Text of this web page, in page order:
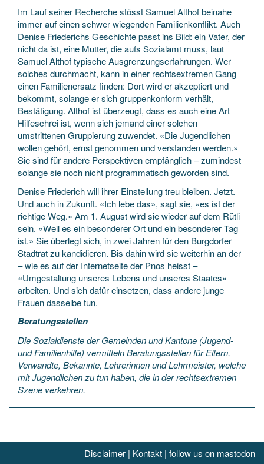
Im Lauf seiner Recherche stösst Samuel Althof beinahe
immer auf einen schwer wiegenden Familienkonflikt. Auch
Denise Friederichs Geschichte passt ins Bild: ein Vater, der
nicht da ist, eine Mutter, die aufs Sozialamt muss, laut
Samuel Althof typische Ausgrenzungserfahrungen. Wer
solches durchmacht, kann in einer rechtsextremen Gang
einen Familienersatz finden: Dort wird er akzeptiert und
bekommt, solange er sich gruppenkonform verhält,
Bestätigung. Althof ist überzeugt, dass es auch eine Art
Hilfeschrei ist, wenn sich jemand einer solchen
umstrittenen Gruppierung zuwendet. «Die Jugendlichen
wollen gehört, ernst genommen und verstanden werden.»
Sie sind für andere Perspektiven empfänglich – zumindest
solange sie noch nicht programmatisch geworden sind.
Denise Friederich will ihrer Einstellung treu bleiben. Jetzt.
Und auch in Zukunft. «Ich lebe das», sagt sie, «es ist der
richtige Weg.» Am 1. August wird sie wieder auf dem Rütli
sein. «Weil es ein besonderer Ort und ein besonderer Tag
ist.» Sie überlegt sich, in zwei Jahren für den Burgdorfer
Stadtrat zu kandidieren. Bis dahin wird sie weiterhin an der
– wie es auf der Internetseite der Pnos heisst –
«Umgestaltung unseres Lebens und unseres Staates»
arbeiten. Und sich dafür einsetzen, dass andere junge
Frauen dasselbe tun.
Beratungsstellen
Die Sozialdienste der Gemeinden und Kantone (Jugend-
und Familienhilfe) vermitteln Beratungsstellen für Eltern,
Verwandte, Bekannte, Lehrerinnen und Lehrmeister, welche
mit Jugendlichen zu tun haben, die in der rechtsextremen
Szene verkehren.
Disclaimer | Kontakt | follow us on mastodon